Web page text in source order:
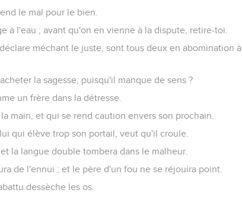
le mal pour le bien.
à l'eau ; avant qu'on en vienne à la dispute, retire-toi.
méchant le juste, sont tous deux en abomination à
la sagesse, puisqu'il manque de sens ?
un frère dans la détresse.
main, et qui se rend caution envers son prochain.
qui élève trop son portail, veut qu'il croule.
la langue double tombera dans le malheur.
de l'ennui ; et le père d'un fou ne se réjouira point.
dessèche les os.